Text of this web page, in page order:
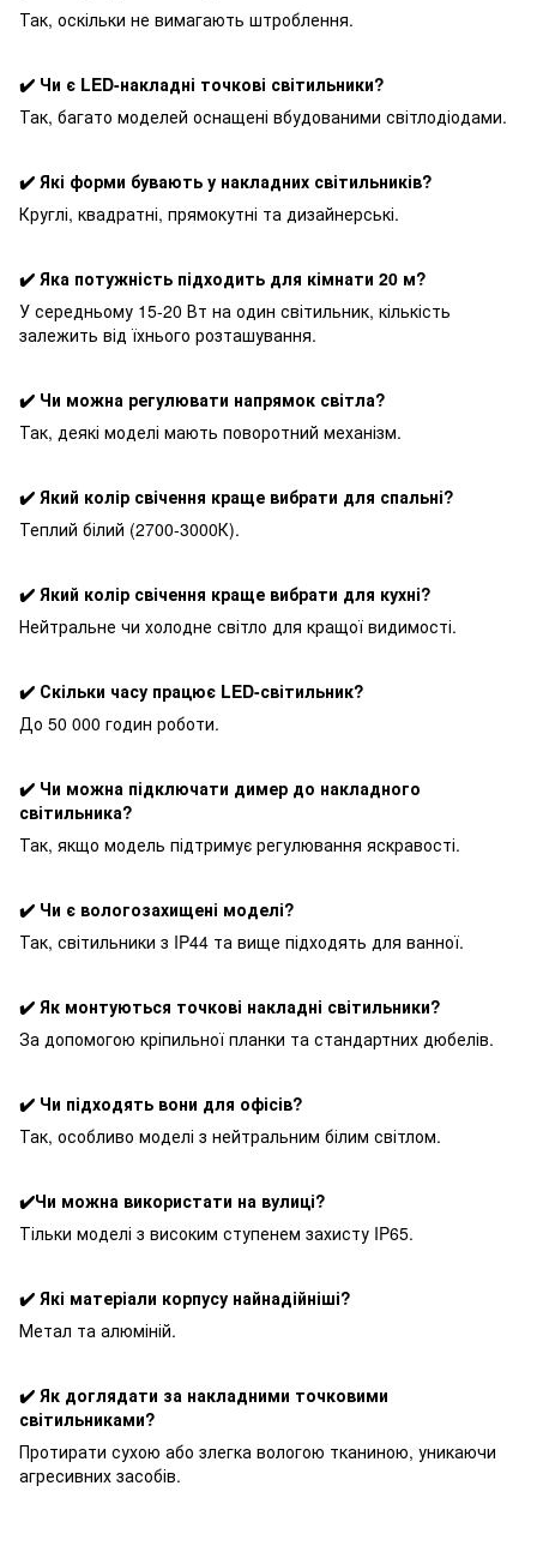
Так, оскільки не вимагають штроблення.
✔️ Чи є LED-накладні точкові світильники?
Так, багато моделей оснащені вбудованими світлодіодами.
✔️ Які форми бувають у накладних світильників?
Круглі, квадратні, прямокутні та дизайнерські.
✔️ Яка потужність підходить для кімнати 20 м?
У середньому 15-20 Вт на один світильник, кількість
залежить від їхнього розташування.
✔️ Чи можна регулювати напрямок світла?
Так, деякі моделі мають поворотний механізм.
✔️ Який колір свічення краще вибрати для спальні?
Теплий білий (2700-3000К).
✔️ Який колір свічення краще вибрати для кухні?
Нейтральне чи холодне світло для кращої видимості.
✔️ Скільки часу працює LED-світильник?
До 50 000 годин роботи.
✔️ Чи можна підключати димер до накладного
світильника?
Так, якщо модель підтримує регулювання яскравості.
✔️ Чи є вологозахищені моделі?
Так, світильники з IP44 та вище підходять для ванної.
✔️ Як монтуються точкові накладні світильники?
За допомогою кріпильної планки та стандартних дюбелів.
✔️ Чи підходять вони для офісів?
Так, особливо моделі з нейтральним білим світлом.
✔️Чи можна використати на вулиці?
Тільки моделі з високим ступенем захисту IP65.
✔️ Які матеріали корпусу найнадійніші?
Метал та алюміній.
✔️ Як доглядати за накладними точковими
світильниками?
Протирати сухою або злегка вологою тканиною, уникаючи
агресивних засобів.